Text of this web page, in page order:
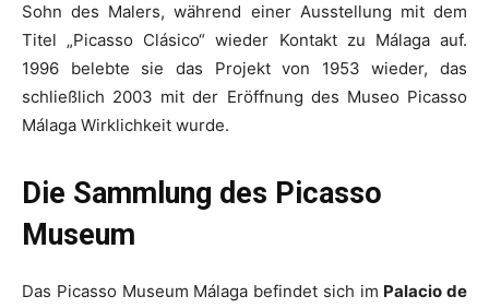
Sohn des Malers, während einer Ausstellung mit dem
Titel „Picasso Clásico“ wieder Kontakt zu Málaga auf.
1996 belebte sie das Projekt von 1953 wieder, das
schließlich 2003 mit der Eröffnung des Museo Picasso
Málaga Wirklichkeit wurde.
Die Sammlung des Picasso
Museum
Das Picasso Museum Málaga befindet sich im Palacio de